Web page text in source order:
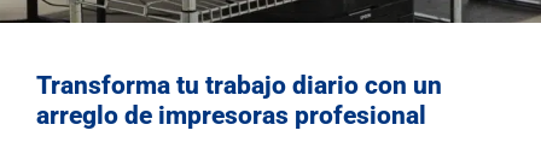
Transforma tu trabajo diario con un
arreglo de impresoras profesional